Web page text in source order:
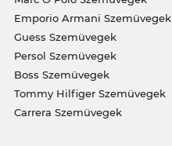
Emporio Armani Szemüvegek
Guess Szemüvegek
Persol Szemüvegek
Boss Szemüvegek
Tommy Hilfiger Szemüvegek
Carrera Szemüvegek